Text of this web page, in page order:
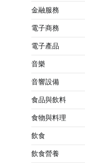
金融服務
電子商務
電子產品
音樂
音響設備
食品與飲料
食物與料理
飲食
飲食營養